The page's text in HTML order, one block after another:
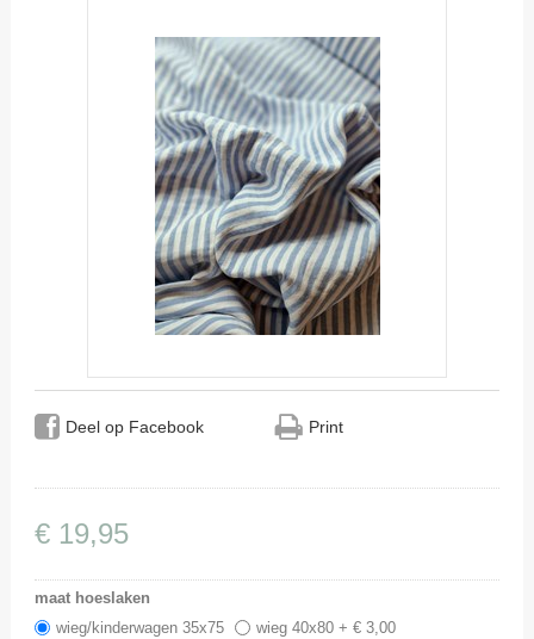
Deel op Facebook Print
€ 19,95
maat hoeslaken
wieg/kinderwagen 35x75
wieg 40x80 + € 3,00